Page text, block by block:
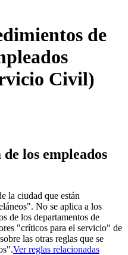
de
Civil)
los empleados
la ciudad que están
No se aplica a los
de los departamentos de
"críticos para el servicio" de
las otras reglas que se
Ver reglas relacionadas